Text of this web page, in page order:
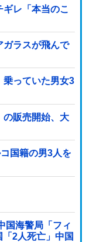
レ「本当のこ
ガラスが飛んで
っていた男女3
の販売開始、大
国籍の男3人を
国海警局「フィ
2人死亡」中国